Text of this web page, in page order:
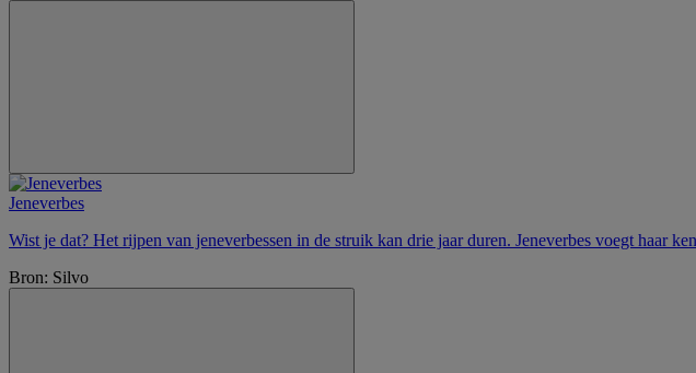
Jeneverbes
Wist je dat? Het rijpen van jeneverbessen in de struik kan drie jaar duren. Jeneverbes voegt haar
Bron: Silvo